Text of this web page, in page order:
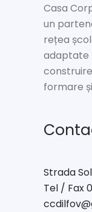
Casa
un
rețea
adaptate
formare
Strada
Tel / Fax